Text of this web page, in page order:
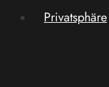
Privatsphäre